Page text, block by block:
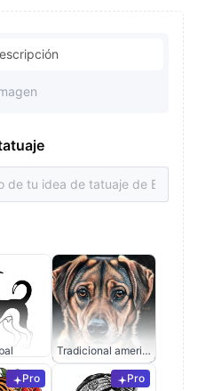
Tradicional americano
Pro Pro